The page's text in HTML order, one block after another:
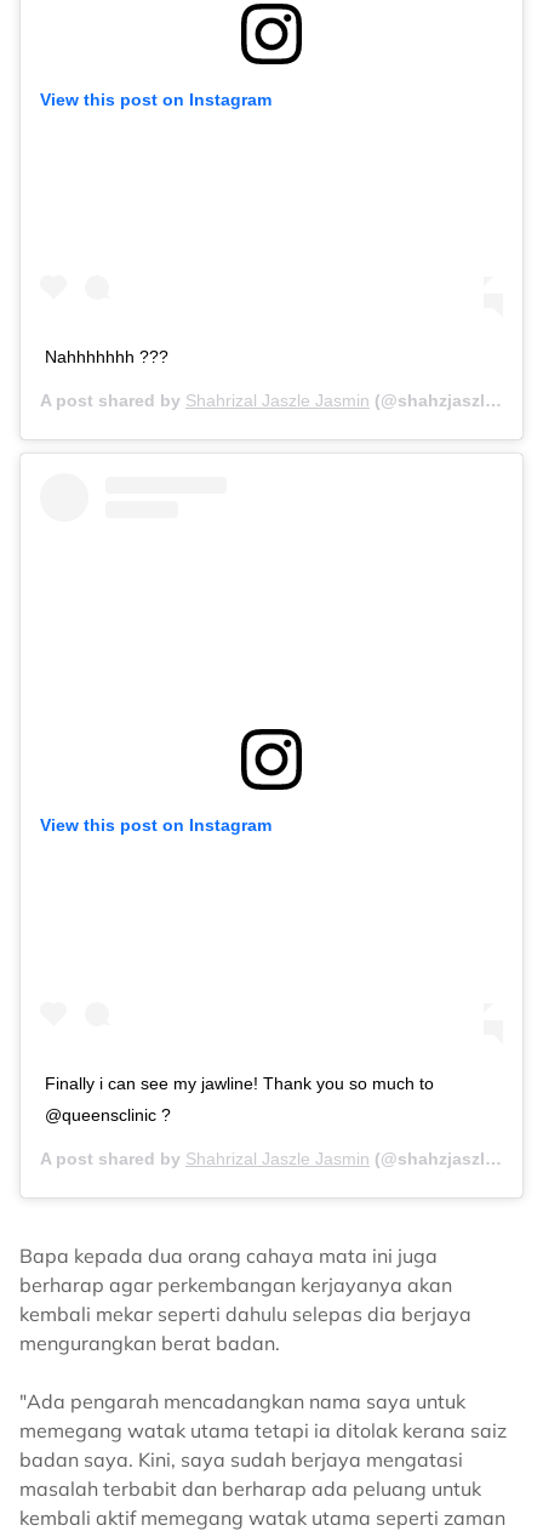
View this post on Instagram
Nahhhhhhh ???
A post shared by Shahrizal Jaszle Jasmin (@shahzjaszle) on
View this post on Instagram
Finally i can see my jawline! Thank you so much to
@queensclinic ?
A post shared by Shahrizal Jaszle Jasmin (@shahzjaszle) on
Bapa kepada dua orang cahaya mata ini juga
berharap agar perkembangan kerjayanya akan
kembali mekar seperti dahulu selepas dia berjaya
mengurangkan berat badan.
"Ada pengarah mencadangkan nama saya untuk
memegang watak utama tetapi ia ditolak kerana saiz
badan saya. Kini, saya sudah berjaya mengatasi
masalah terbabit dan berharap ada peluang untuk
kembali aktif memegang watak utama seperti zaman